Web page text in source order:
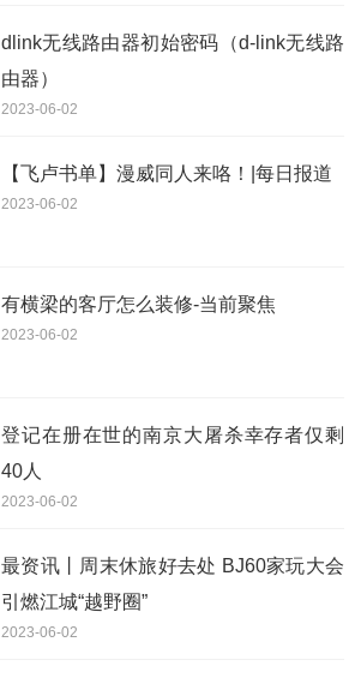
dlink无线路由器初始密码（d-link无线路
由器）
2023-06-02
​【飞卢书单】漫威同人来咯！|每日报道
2023-06-02
有横梁的客厅怎么装修-当前聚焦
2023-06-02
登记在册在世的南京大屠杀幸存者仅剩
40人
2023-06-02
最资讯丨周末休旅好去处 BJ60家玩大会
引燃江城“越野圈”
2023-06-02